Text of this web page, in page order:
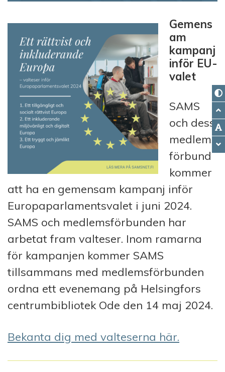
Gemens
am
kampanj
inför EU-
valet
SAMS
och dess
medlems
förbund
kommer
att ha en gemensam kampanj inför
Europaparlamentsvalet i juni 2024.
SAMS och medlemsförbunden har
arbetat fram valteser. Inom ramarna
för kampanjen kommer SAMS
tillsammans med medlemsförbunden
ordna ett evenemang på Helsingfors
centrumbibliotek Ode den 14 maj 2024.
Bekanta dig med valteserna här.